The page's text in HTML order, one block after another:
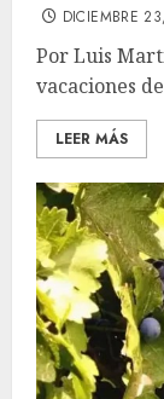
DICIEMBRE
Por Luis
vacaciones
LEER MÁS